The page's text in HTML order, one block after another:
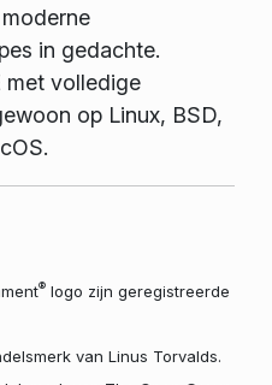
in gedachte.
met volledige
op Linux, BSD,
®logo zijn geregistreerde
van Linus Torvalds.